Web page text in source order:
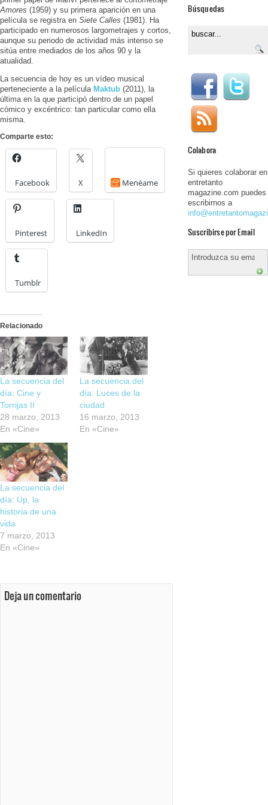
Amores (1959) y su primera aparición en una
película se registra en Siete Calles (1981). Ha
participado en numerosos largometrajes y cortos,
aunque su periodo de actividad más intenso se
sitúa entre mediados de los años 90 y la
atualidad.
La secuencia de hoy es un vídeo musical
perteneciente a la película Maktub (2011), la
última en la que participó dentro de un papel
cómico y excéntrico: tan particular como ella
misma.
Comparte esto:
Facebook X Menéame
Pinterest LinkedIn
Tumblr
Relacionado
La secuencia del
día: Cine y
Torrijas II
28 marzo, 2013
En «Cine»
La secuencia del
día: Luces de la
ciudad
16 marzo, 2013
En «Cine»
La secuencia del
día: Up, la
historia de una
vida
7 marzo, 2013
En «Cine»
Deja un comentario
Búsquedas
Colabora
Si quieres colaborar en
entretanto
magazine.com puedes
escribirnos a
Suscribirse por Email